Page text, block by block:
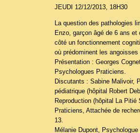
JEUDI 12/12/2013, 18H30
La question des pathologies
Enzo, garçon âgé de 6 ans et
côté un fonctionnement
où prédominent les angoisses
Présentation : Georges
Psychologues Praticiens.
Discutants : Sabine Malivoir,
pédiatrique (hôpital Robert
Reproduction (hôpital La
Praticiens, Attachée de
13.
Mélanie Dupont,